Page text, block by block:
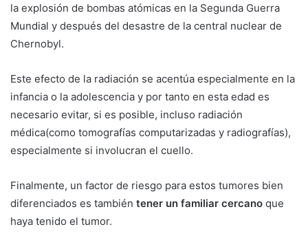
la explosión de bombas atómicas en la Segunda Guerra
Mundial y después del desastre de la central nuclear de
Chernobyl.
Este efecto de la radiación se acentúa especialmente en la
infancia o la adolescencia y por tanto en esta edad es
necesario evitar, si es posible, incluso radiación
médica(como tomografías computarizadas y radiografías),
especialmente si involucran el cuello.
Finalmente, un factor de riesgo para estos tumores bien
diferenciados es también tener un familiar cercano que
haya tenido el tumor.